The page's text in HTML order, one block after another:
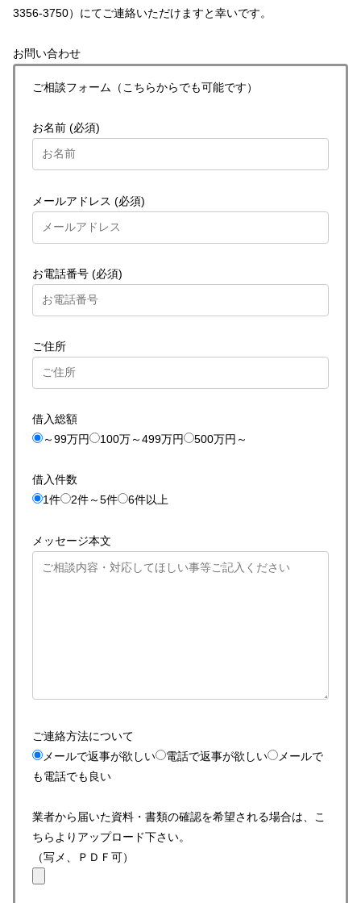
3356-3750）にてご連絡いただけますと幸いです。
お問い合わせ
ご相談フォーム（こちらからでも可能です）
お名前 (必須)
メールアドレス (必須)
お電話番号 (必須)
ご住所
借入総額
～99万円
100万～499万円 500万円～
借入件数
1件
2件～5件 6件以上
メッセージ本文
ご連絡方法について
メールで返事が欲しい
電話で返事が欲しい
メールで
も電話でも良い
業者から届いた資料・書類の確認を希望される場合は、こ
ちらよりアップロード下さい。
（写メ、ＰＤＦ可）